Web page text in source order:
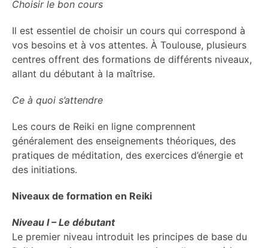
Choisir le bon cours
Il est essentiel de choisir un cours qui correspond à
vos besoins et à vos attentes. À Toulouse, plusieurs
centres offrent des formations de différents niveaux,
allant du débutant à la maîtrise.
Ce à quoi s’attendre
Les cours de Reiki en ligne comprennent
généralement des enseignements théoriques, des
pratiques de méditation, des exercices d’énergie et
des initiations.
Niveaux de formation en Reiki
Niveau I – Le débutant
Le premier niveau introduit les principes de base du